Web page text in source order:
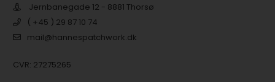
Jernbanegade 12 - 8881 Thorsø
( +45 ) 29 87 10 74
mail@hannespatchwork.dk
CVR: 27275265